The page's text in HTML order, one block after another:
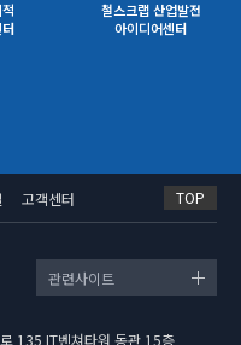
제17조제2항에 따른 사업장
업자
」제25조제5항제5호에 따
업자
용업자
철스크랩 산업발전
아이디어센터
고객센터
135 IT벤쳐타워 동관 15층
관련사이트
TOP